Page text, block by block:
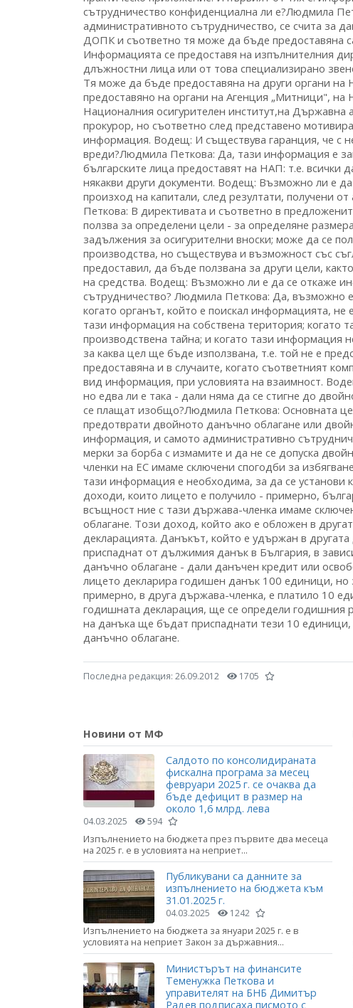
Последна редакция: 26.09.2012 1705
Новини от МФ
Салдото по консолидираната
фискална програма за месец
февруари 2025 г. се очаква да
бъде дефицит в размер на
около 1,6 млрд. лева
04.03.2025 594
Изпълнението на бюджета през първите два месеца
на 2025 г. е в условията на неприет...
Публикувани са данните за
изпълнението на бюджета към
31.01.2025 г.
04.03.2025 1242
Изпълнението на бюджета за януари 2025 г. е в
условията на неприет Закон за държавния...
Министърът на финансите
Теменужка Петкова и
управителят на БНБ Димитър
Радев подписаха писмото с